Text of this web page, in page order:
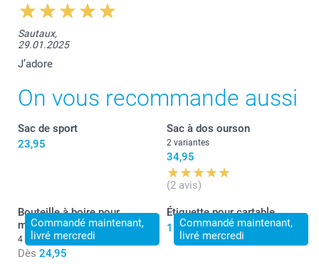
Sautaux,
29.01.2025
J’adore
On vous recommande aussi
Sac de sport
23,95
Sac à dos ourson
2 variantes
34,95
(2 avis)
Commandé maintenant,
livré mercredi
Bouteille à boire pour
maman
4 variantes
Dès 24,95
Commandé maintenant,
livré mercredi
Étiquette pour cartable
11,95